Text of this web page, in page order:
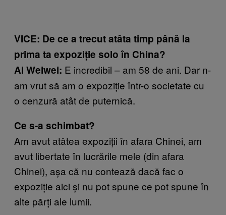
VICE: De ce a trecut atâta timp până la
prima ta expoziție solo în China?
Ai Weiwei: E incredibil – am 58 de ani. Dar n-
am vrut să am o expoziție într-o societate cu
o cenzură atât de puternică.
Ce s-a schimbat?
Am avut atâtea expoziții în afara Chinei, am
avut libertate în lucrările mele (din afara
Chinei), așa că nu contează dacă fac o
expoziție aici și nu pot spune ce pot spune în
alte părți ale lumii.